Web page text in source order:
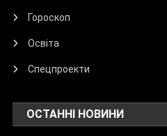
Гороскоп
Освіта
Спецпроекти
ОСТАННІ НОВИНИ